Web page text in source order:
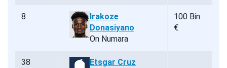
8
Irakoze
Donasiyano
On Numara
100 Bin
€
38
Etsgar Cruz